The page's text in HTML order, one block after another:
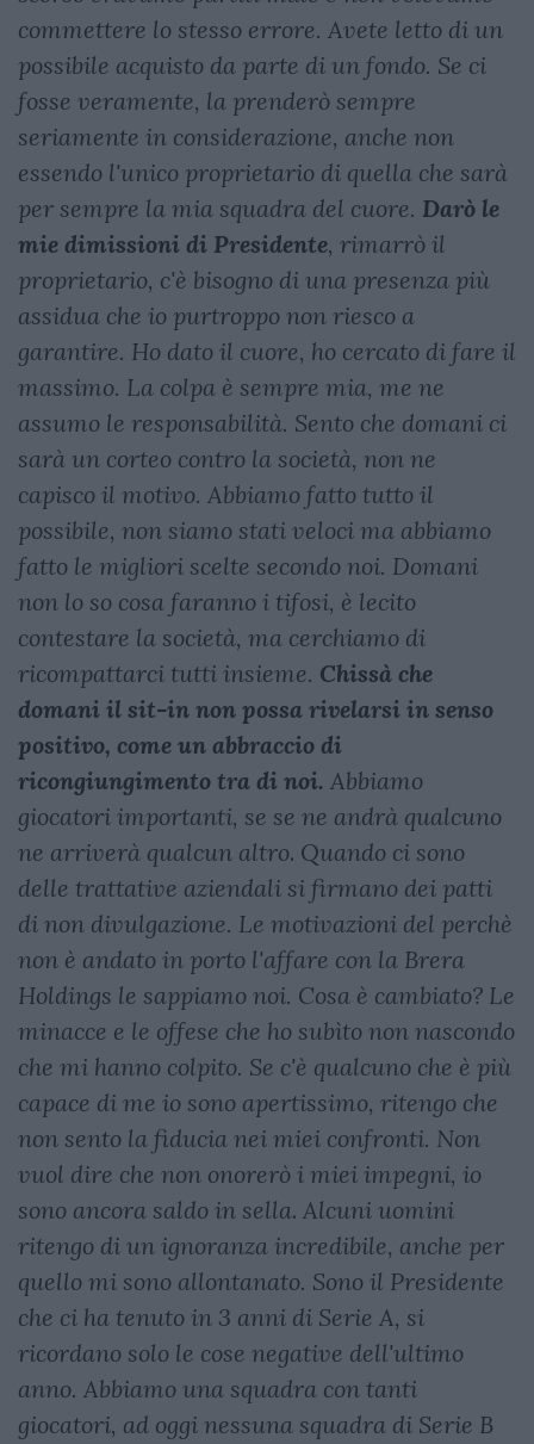
commettere lo stesso errore. Avete letto di un
possibile acquisto da parte di un fondo. Se ci
fosse veramente, la prenderò sempre
seriamente in considerazione, anche non
essendo l'unico proprietario di quella che sarà
per sempre la mia squadra del cuore. Darò le
mie dimissioni di Presidente, rimarrò il
proprietario, c'è bisogno di una presenza più
assidua che io purtroppo non riesco a
garantire. Ho dato il cuore, ho cercato di fare il
massimo. La colpa è sempre mia, me ne
assumo le responsabilità. Sento che domani ci
sarà un corteo contro la società, non ne
capisco il motivo. Abbiamo fatto tutto il
possibile, non siamo stati veloci ma abbiamo
fatto le migliori scelte secondo noi. Domani
non lo so cosa faranno i tifosi, è lecito
contestare la società, ma cerchiamo di
ricompattarci tutti insieme. Chissà che
domani il sit-in non possa rivelarsi in senso
positivo, come un abbraccio di
ricongiungimento tra di noi. Abbiamo
giocatori importanti, se se ne andrà qualcuno
ne arriverà qualcun altro. Quando ci sono
delle trattative aziendali si firmano dei patti
di non divulgazione. Le motivazioni del perchè
non è andato in porto l'affare con la Brera
Holdings le sappiamo noi. Cosa è cambiato? Le
minacce e le offese che ho subìto non nascondo
che mi hanno colpito. Se c'è qualcuno che è più
capace di me io sono apertissimo, ritengo che
non sento la fiducia nei miei confronti. Non
vuol dire che non onorerò i miei impegni, io
sono ancora saldo in sella. Alcuni uomini
ritengo di un ignoranza incredibile, anche per
quello mi sono allontanato. Sono il Presidente
che ci ha tenuto in 3 anni di Serie A, si
ricordano solo le cose negative dell'ultimo
anno. Abbiamo una squadra con tanti
giocatori, ad oggi nessuna squadra di Serie B